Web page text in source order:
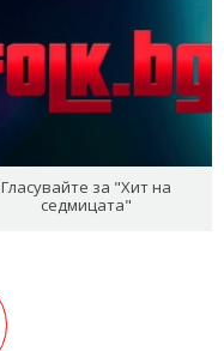
Гласувайте за "Хит на
седмицата"